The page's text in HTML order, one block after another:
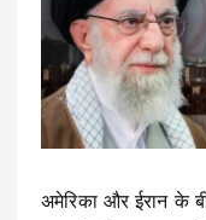
अमेरिका और ईरान के